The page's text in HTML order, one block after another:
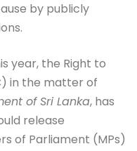
by publicly
year, the Right to
in the matter of
of Sri Lanka, has
release
of Parliament (MPs)